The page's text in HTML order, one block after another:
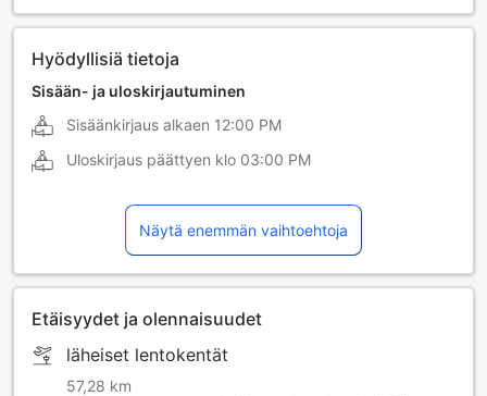
Hyödyllisiä tietoja
Sisään- ja uloskirjautuminen
Sisäänkirjaus alkaen 12:00 PM
Uloskirjaus päättyen klo 03:00 PM
Näytä enemmän vaihtoehtoja
Etäisyydet ja olennaisuudet
läheiset lentokentät
57,28 km